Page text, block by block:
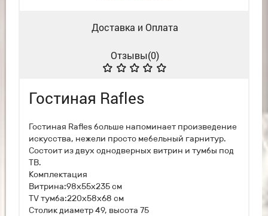
Доставка и Оплата
Отзывы(0)
Гостиная Rafles
Гостиная Rafles больше напоминает произведение
искусства, нежели просто мебельный гарнитур.
Состоит из двух однодверных витрин и тумбы под
ТВ.
Комплектация
Витрина:98х55х235 см
TV тумба:220х58х68 см
Столик диаметр 49, высота 75